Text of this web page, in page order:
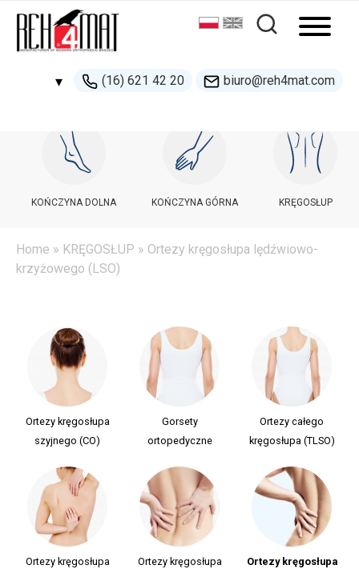
▾ (16) 621 42 20 biuro@reh4mat.com
500 132 274
handel@reh4mat.com
KOŃCZYNA DOLNA KOŃCZYNA GÓRNA KRĘGOSŁUP
Home » KRĘGOSŁUP » Ortezy kręgosłupa lędźwiowo-
krzyżowego (LSO)
Ortezy kręgosłupa
szyjnego (CO)
Gorsety
ortopedyczne
Ortezy całego
kręgosłupa (TLSO)
Ortezy kręgosłupa
Ortezy kręgosłupa
Ortezy kręgosłupa